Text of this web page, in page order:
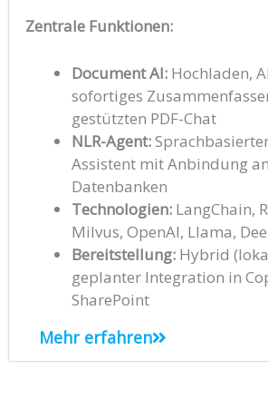
Zentrale Funktionen:
Document AI: Hochladen,
sofortiges
gestützten PDF-Chat
NLR-Agent:
Assistent mit Anbindung
Datenbanken
Technologien: LangChain,
Milvus, OpenAI, Llama,
Bereitstellung: Hybrid
geplanter Integration in
SharePoint
Mehr erfahren